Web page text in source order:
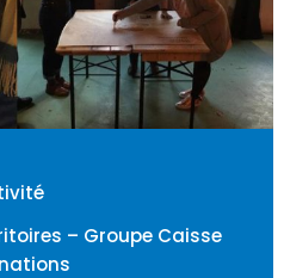
– Groupe Caisse